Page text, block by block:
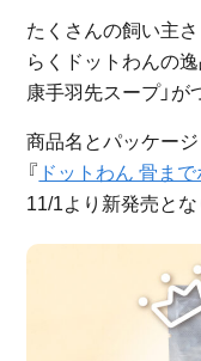
たくさんの飼い主さ
らくドットわんの
康手羽先スープ」が
商品名とパッケー
『 ドットわん 骨ま
11/1より新発売と